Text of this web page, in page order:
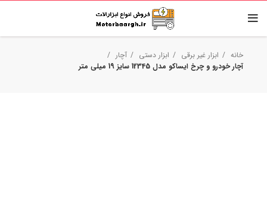
خانه ابزار غیر برقی ابزار دستی
آچار
آچار خودرو و چرخ ایساکو مدل 12345 سایز 19 میلی متر